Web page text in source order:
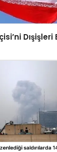
Dışişleri